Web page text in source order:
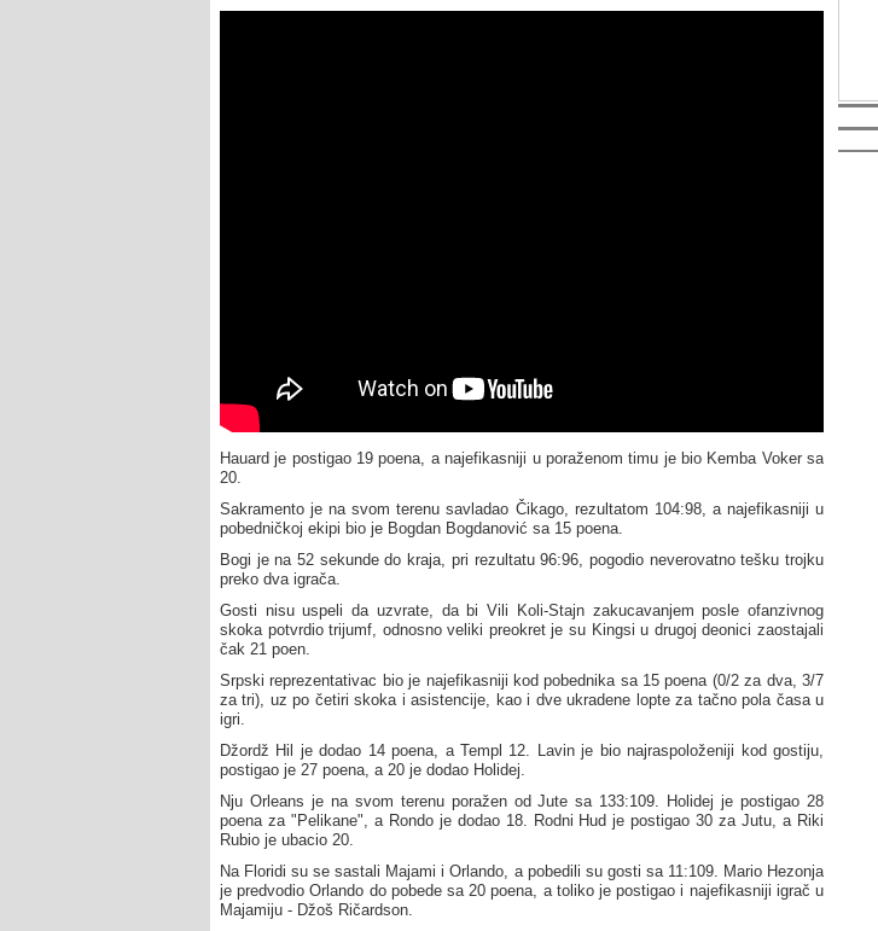
Hauard je postigao 19 poena, a najefikasniji u poraženom timu je bio Kemba Voker sa
20.
Sakramento je na svom terenu savladao Čikago, rezultatom 104:98, a najefikasniji u
pobedničkoj ekipi bio je Bogdan Bogdanović sa 15 poena.
Bogi je na 52 sekunde do kraja, pri rezultatu 96:96, pogodio neverovatno tešku trojku
preko dva igrača.
Gosti nisu uspeli da uzvrate, da bi Vili Koli-Stajn zakucavanjem posle ofanzivnog
skoka potvrdio trijumf, odnosno veliki preokret je su Kingsi u drugoj deonici zaostajali
čak 21 poen.
Srpski reprezentativac bio je najefikasniji kod pobednika sa 15 poena (0/2 za dva, 3/7
za tri), uz po četiri skoka i asistencije, kao i dve ukradene lopte za tačno pola časa u
igri.
Džordž Hil je dodao 14 poena, a Templ 12. Lavin je bio najraspoloženiji kod gostiju,
postigao je 27 poena, a 20 je dodao Holidej.
Nju Orleans je na svom terenu poražen od Jute sa 133:109. Holidej je postigao 28
poena za "Pelikane", a Rondo je dodao 18. Rodni Hud je postigao 30 za Jutu, a Riki
Rubio je ubacio 20.
Na Floridi su se sastali Majami i Orlando, a pobedili su gosti sa 11:109. Mario Hezonja
je predvodio Orlando do pobede sa 20 poena, a toliko je postigao i najefikasniji igrač u
Majamiju - Džoš Ričardson.